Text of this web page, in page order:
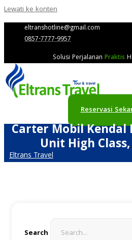
Lewati ke konten
eltranshotline@gmail.com
0857-7777-9957
Solusi Perjalanan Praktis
Reservasi
Carter Mobil Kendal
Unit High
Eltrans Travel
Search